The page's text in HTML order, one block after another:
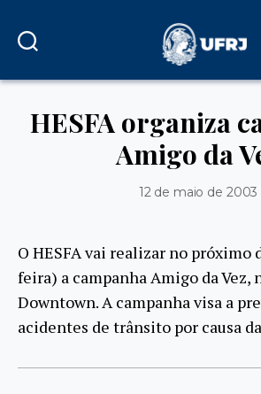
HESFA organiza
Amigo da
12 de maio de 2003
O HESFA vai realizar no próximo
feira) a campanha Amigo da Vez,
Downtown. A campanha visa a
acidentes de trânsito por causa